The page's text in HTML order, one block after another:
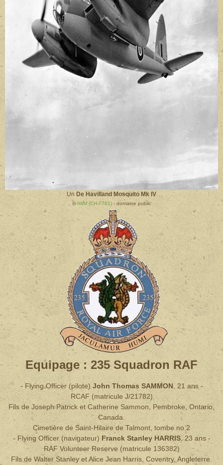
Un De Havilland Mosquito Mk IV
©IWM (CH 7781)- domaine public
Equipage : 235 Squadron RAF
- Flying Officer (pilote)John Thomas SAMMON, 21 ans -
RCAF (matricule J/21782)
Fils de Joseph Patrick et Catherine Sammon, Pembroke, Ontario,
Canada.
Cimetière de Saint-Hilaire de Talmont, tombe no 2
- Flying Officer (navigateur)Franck Stanley HARRIS, 23 ans -
RAF Volunteer Reserve (matricule 136382)
Fils de Walter Stanley et Alice Jean Harris, Coventry, Angleterre.